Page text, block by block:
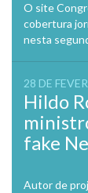
O site
cobertura
nesta
28 DE
Hildo
fake
Autor de